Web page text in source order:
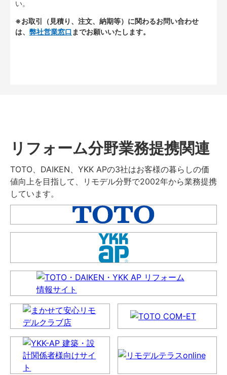
い。
※お取引（見積り、注文、納期等）に関わるお問い合わせ
は、 弊社営業窓口 までお願いいたします。
リフォーム分野業務提携関連
TOTO、DAIKEN、YKK APの3社はお客様の暮らしの価
値向上を目指して、リモデル分野で2002年から業務提携
しています。